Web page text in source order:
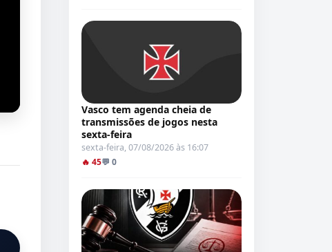
Vasco tem agenda cheia de
transmissões de jogos nesta
sexta-feira
sexta-feira, 07/08/2026 às 16:07
🔥 45💬 0